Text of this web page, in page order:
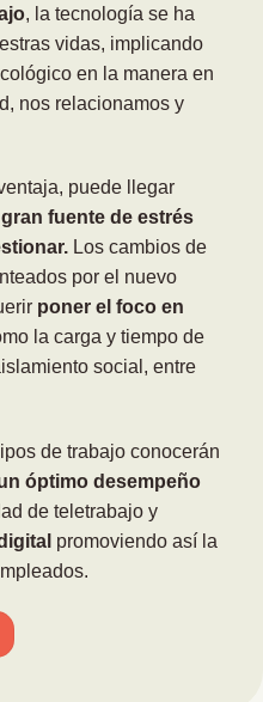
, la tecnología se ha
vidas, implicando
en la manera en
nos relacionamos y
puede llegar
fuente de estrés
Los cambios de
por el nuevo
poner el foco en
la carga y tiempo de
social, entre
de trabajo conocerán
óptimo desempeño
de teletrabajo y
promoviendo así la